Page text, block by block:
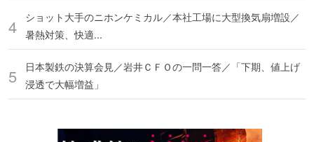
ショット大手のニホンケミカル／本社工場に大型換気扇増設／
暑熱対策、快適...
日本製鉄の決算会見／岩井ＣＦＯの一問一答／「下期、値上げ
浸透で大幅増益」